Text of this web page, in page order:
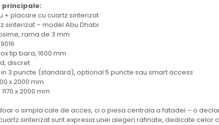
principale:
+ placare cu cuartz sinterizat
sinterizat – model Abu Dhabi
rama de 3 mm
tip bara, 1600 mm
discret
3 puncte (standard), optional 5 puncte sau smart access
x 2000 mm
x 2000 mm
o simpla cale de acces, ci o piesa centrala a fatadei – o
sinterizat sunt expresia unei alegeri rafinate, dedicate